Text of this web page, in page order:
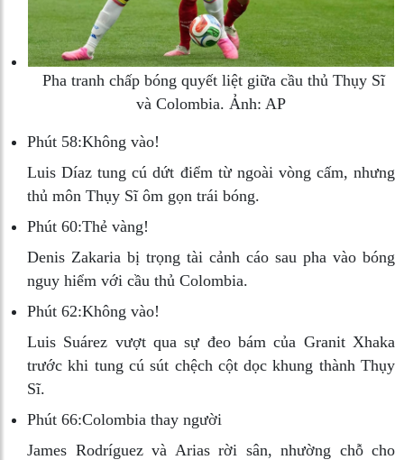
Pha tranh chấp bóng quyết liệt giữa cầu thủ Thụy Sĩ
và Colombia. Ảnh: AP
Phút 58:Không vào!
Luis Díaz tung cú dứt điểm từ ngoài vòng cấm, nhưng
thủ môn Thụy Sĩ ôm gọn trái bóng.
Phút 60:Thẻ vàng!
Denis Zakaria bị trọng tài cảnh cáo sau pha vào bóng
nguy hiểm với cầu thủ Colombia.
Phút 62:Không vào!
Luis Suárez vượt qua sự đeo bám của Granit Xhaka
trước khi tung cú sút chệch cột dọc khung thành Thụy
Sĩ.
Phút 66:Colombia thay người
James Rodríguez và Arias rời sân, nhường chỗ cho